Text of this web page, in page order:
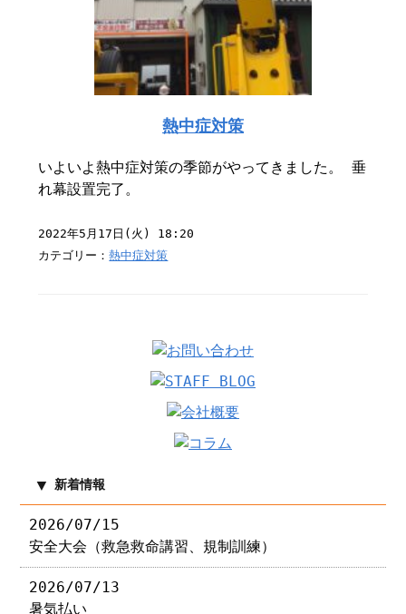
熱中症対策
いよいよ熱中症対策の季節がやってきました。 垂
れ幕設置完了。
2022年5月17日(火) 18:20
カテゴリー：熱中症対策
新着情報
2026/07/15
安全大会（救急救命講習、規制訓練）
2026/07/13
暑気払い